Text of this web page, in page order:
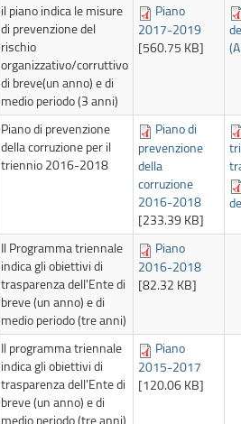
il piano indica le misure
di prevenzione del
rischio
organizzativo/corruttivo
di breve(un anno) e di
medio periodo (3 anni)
Piano
2017-2019
[560.75 KB]
Piano di prevenzione
della corruzione per il
triennio 2016-2018
Piano di
prevenzione
della
corruzione
2016-2018
[233.39 KB]
Il Programma triennale
indica gli obiettivi di
trasparenza dell'Ente di
breve (un anno) e di
medio periodo (tre anni)
Piano
2016-2018
[82.32 KB]
Il programma triennale
indica gli obiettivi di
trasparenza dell'Ente di
breve (un anno) e di
medio periodo (tre anni)
Piano
2015-2017
[120.06 KB]